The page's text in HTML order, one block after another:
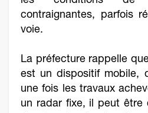
contraignantes, parfois
voie.
La préfecture rappelle
est un dispositif mobile,
une fois les travaux
un radar fixe, il peut être